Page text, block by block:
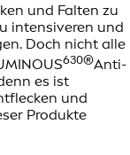
und Falten zu
intensiveren und
Doch nicht alle
630®Anti-
es ist
und
Produkte